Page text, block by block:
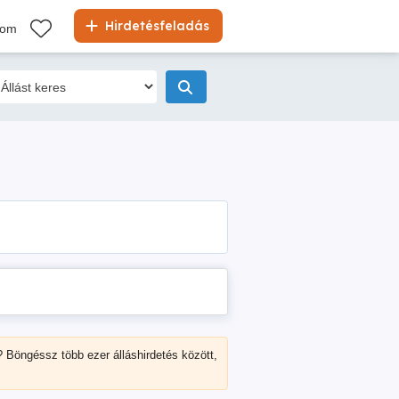
Hirdetésfeladás
Böngéssz több ezer álláshirdetés között,